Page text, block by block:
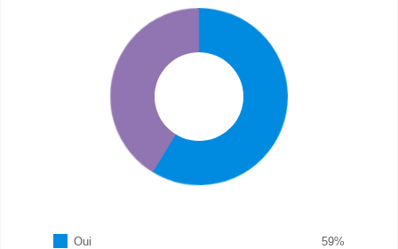
Oui %
59